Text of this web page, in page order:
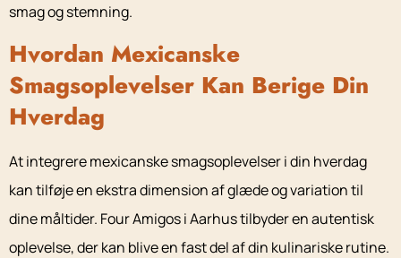
smag og stemning.
Hvordan Mexicanske
Smagsoplevelser Kan Berige Din
Hverdag
At integrere mexicanske smagsoplevelser i din hverdag
kan tilføje en ekstra dimension af glæde og variation til
dine måltider. Four Amigos i Aarhus tilbyder en autentisk
oplevelse, der kan blive en fast del af din kulinariske rutine.